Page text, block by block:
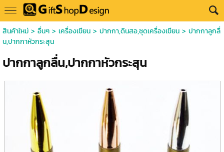
สินค้าใหม่> อื่นๆ> เครื่องเขียน> ปากกา,ดินสอ,ชุดเครื่องเขียน> ปากกาลูกลื่
น,ปากกาหัวกระสุน
ปากกาลูกลื่น,ปากกาหัวกระสุน